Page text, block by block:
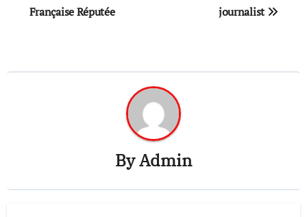
Française Réputée
journalist
ByAdmin